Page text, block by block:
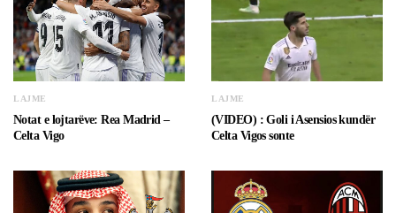
LAJME
Notat e lojtarëve: Rea Madrid –
Celta Vigo
LAJME
(VIDEO) : Goli i Asensios kundër
Celta Vigos sonte